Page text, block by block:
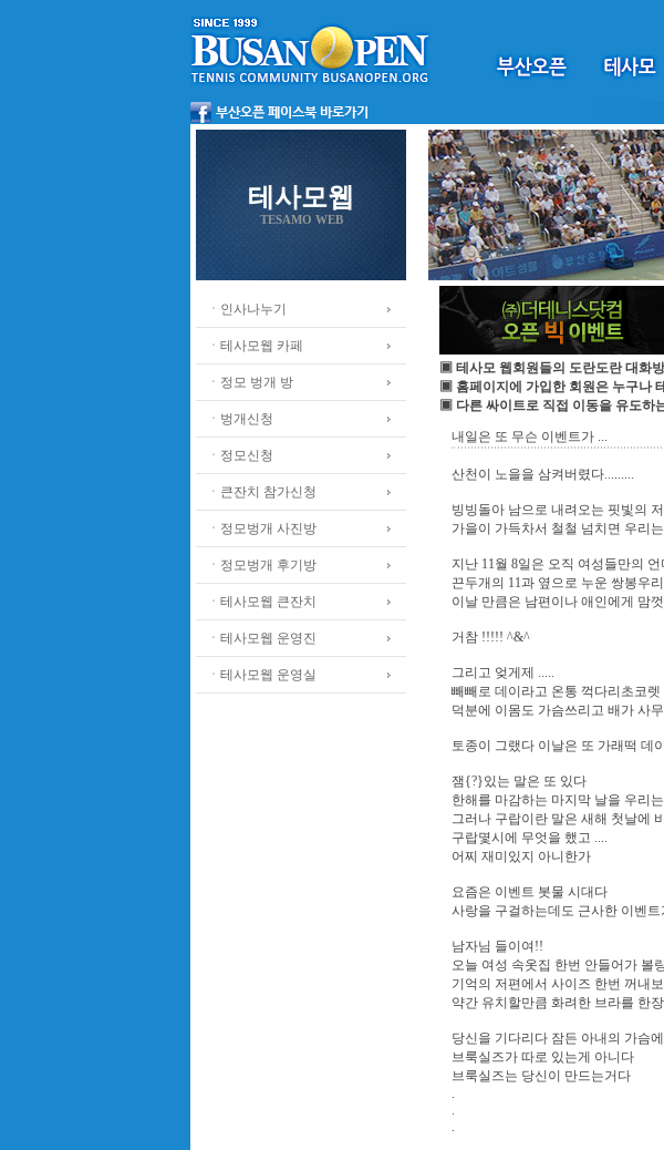
테사모웹
TESAMO WEB
ㆍ인사나누기
ㆍ테사모웹 카페
ㆍ정모 벙개 방
ㆍ벙개신청
ㆍ정모신청
ㆍ큰잔치 참가신청
ㆍ정모벙개 사진방
ㆍ정모벙개 후기방
ㆍ테사모웹 큰잔치
ㆍ테사모웹 운영진
ㆍ테사모웹 운영실
▣ 테사모 웹회원들의 도란도란 대화
▣ 홈페이지에 가입한 회원은 누구나
▣ 다른 싸이트로 직접 이동을 유도하
내일은 또 무슨 이벤트가 ...
산천이 노을을 삼켜버렸다.........
빙빙돌아 남으로 내려오는 핏빛의
가을이 가득차서 철철 넘치면 우리
지난 11월 8일은 오직 여성들만의
끈두개의 11과 옆으로 누운 쌍봉우
이날 만큼은 남편이나 애인에게 맘
거참 !!!!! ^&^
그리고 엊게제 .....
빼빼로 데이라고 온통 꺽다리초코
덕분에 이몸도 가슴쓰리고 배가 사
토종이 그랬다 이날은 또 가래떡 데
잼{?}있는 말은 또 있다
한해를 마감하는 마지막 날을 우리
그러나 구랍이란 말은 새해 첫날에
구랍몇시에 무엇을 했고 ....
어찌 재미있지 아니한가
요즘은 이벤트 봇물 시대다
사랑을 구걸하는데도 근사한 이벤
남자님 들이여!!
오늘 여성 속옷집 한번 안들어가 볼
기억의 저편에서 사이즈 한번 꺼내
약간 유치할만큼 화려한 브라를 한
당신을 기다리다 잠든 아내의 가슴
브룩실즈가 따로 있는게 아니다
브룩실즈는 당신이 만드는거다
.
.
.